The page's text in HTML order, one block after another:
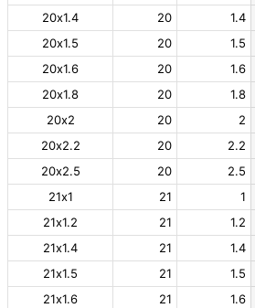
20х1.4
20 1.4
20х1.5
20 1.5
20х1.6
20 1.6
20х1.8
20 1.8
20х2
20 2
20х2.2
20 2.2
20х2.5
20 2.5
21х1
21 1
21х1.2
21 1.2
21х1.4
21 1.4
21х1.5
21 1.5
21х1.6
21 1.6